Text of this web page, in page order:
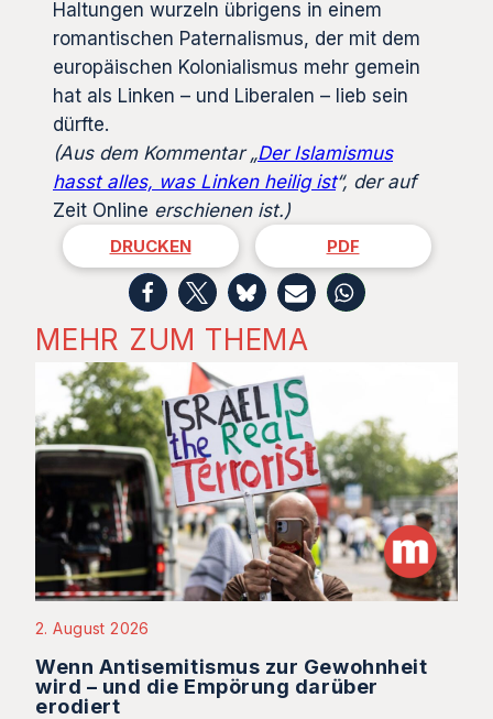
Haltungen wurzeln übrigens in einem
romantischen Paternalismus, der mit dem
europäischen Kolonialismus mehr gemein
hat als Linken – und Liberalen – lieb sein
dürfte.
(Aus dem Kommentar „Der Islamismus
hasst alles, was Linken heilig ist“, der auf
Zeit Online erschienen ist.)
DRUCKEN PDF
MEHR ZUM THEMA
2. August 2026
Wenn Antisemitismus zur Gewohnheit
wird – und die Empörung darüber
erodiert